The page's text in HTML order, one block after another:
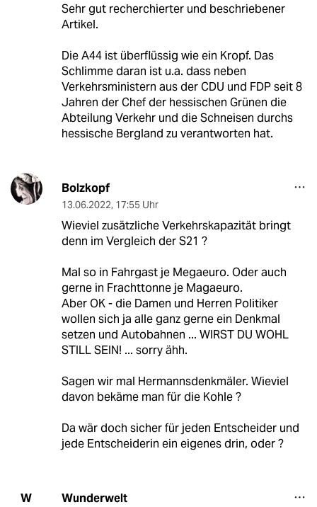
Sehr gut recherchierter und beschriebener
Artikel.
Die A44 ist überflüssig wie ein Kropf. Das
Schlimme daran ist u.a. dass neben
Verkehrsministern aus der CDU und FDP seit 8
Jahren der Chef der hessischen Grünen die
Abteilung Verkehr und die Schneisen durchs
hessische Bergland zu verantworten hat.
Bolzkopf
13.06.2022, 17:55 Uhr
Wieviel zusätzliche Verkehrskapazität bringt
denn im Vergleich der S21 ?
Mal so in Fahrgast je Megaeuro. Oder auch
gerne in Frachttonne je Magaeuro.
Aber OK - die Damen und Herren Politiker
wollen sich ja alle ganz gerne ein Denkmal
setzen und Autobahnen ... WIRST DU WOHL
STILL SEIN! ... sorry ähh.
Sagen wir mal Hermannsdenkmäler. Wieviel
davon bekäme man für die Kohle ?
Da wär doch sicher für jeden Entscheider und
jede Entscheiderin ein eigenes drin, oder ?
W Wunderwelt